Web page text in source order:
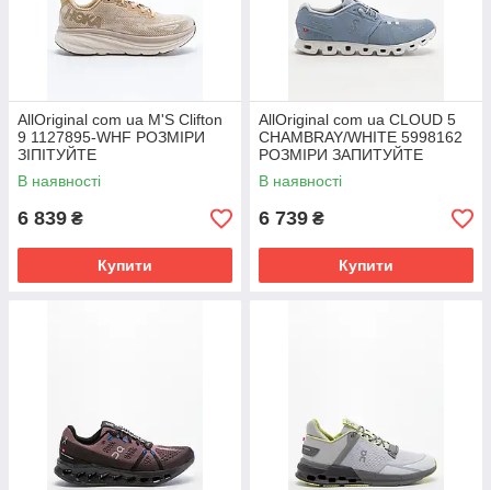
AllOriginal com ua M'S Clifton
9 1127895-WHF РОЗМІРИ
ЗІПІТУЙТЕ
В наявності
6 839 ₴
Купити
AllOriginal com ua CLOUD 5
CHAMBRAY/WHITE 5998162
РОЗМІРИ ЗАПИТУЙТЕ
В наявності
6 739 ₴
Купити